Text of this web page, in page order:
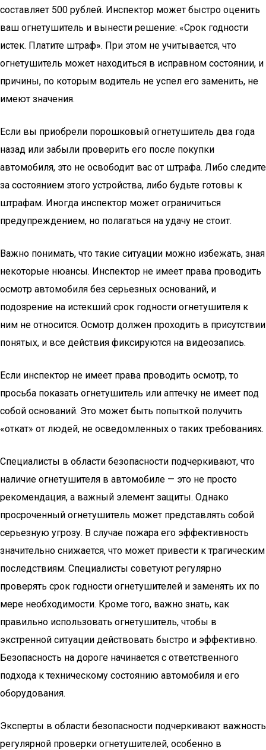
составляет 500 рублей. Инспектор может быстро оценить
ваш огнетушитель и вынести решение: «Срок годности
истек. Платите штраф». При этом не учитывается, что
огнетушитель может находиться в исправном состоянии, и
причины, по которым водитель не успел его заменить, не
имеют значения.
Если вы приобрели порошковый огнетушитель два года
назад или забыли проверить его после покупки
автомобиля, это не освободит вас от штрафа. Либо следите
за состоянием этого устройства, либо будьте готовы к
штрафам. Иногда инспектор может ограничиться
предупреждением, но полагаться на удачу не стоит.
Важно понимать, что такие ситуации можно избежать, зная
некоторые нюансы. Инспектор не имеет права проводить
осмотр автомобиля без серьезных оснований, и
подозрение на истекший срок годности огнетушителя к
ним не относится. Осмотр должен проходить в присутствии
понятых, и все действия фиксируются на видеозапись.
Если инспектор не имеет права проводить осмотр, то
просьба показать огнетушитель или аптечку не имеет под
собой оснований. Это может быть попыткой получить
«откат» от людей, не осведомленных о таких требованиях.
Специалисты в области безопасности подчеркивают, что
наличие огнетушителя в автомобиле — это не просто
рекомендация, а важный элемент защиты. Однако
просроченный огнетушитель может представлять собой
серьезную угрозу. В случае пожара его эффективность
значительно снижается, что может привести к трагическим
последствиям. Специалисты советуют регулярно
проверять срок годности огнетушителей и заменять их по
мере необходимости. Кроме того, важно знать, как
правильно использовать огнетушитель, чтобы в
экстренной ситуации действовать быстро и эффективно.
Безопасность на дороге начинается с ответственного
подхода к техническому состоянию автомобиля и его
оборудования.
Эксперты в области безопасности подчеркивают важность
регулярной проверки огнетушителей, особенно в